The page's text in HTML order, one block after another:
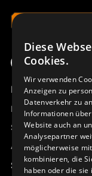
Produktübersicht
Remotus
Sesam
Access_Ctrl
Support
Diese
Cookies.
Wir verwenden
Anzeigen zu
Datenverkehr zu
Informationen
Website auch an
Analysepartner
möglicherweise
kombinieren, die
haben oder die sie